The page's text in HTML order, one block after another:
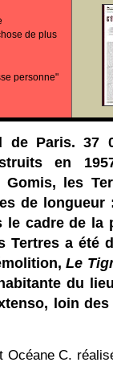
de plus
personne"
Paris. 37
en
les
de
le cadre de la
Tertres a été
Le
du
loin
Océane C.